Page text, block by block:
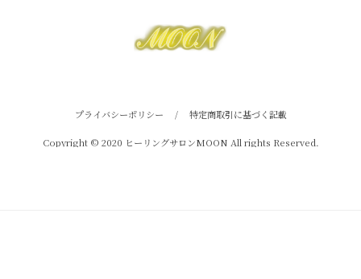
プライバシーポリシー / 特定商取引に基づく記載
Copyright © 2020 ヒーリングサロンMOON All rights Reserved.